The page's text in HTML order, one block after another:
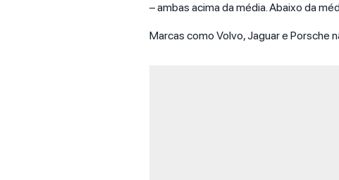
– ambas acima da média. Abaixo da
Marcas como Volvo, Jaguar e Porsche